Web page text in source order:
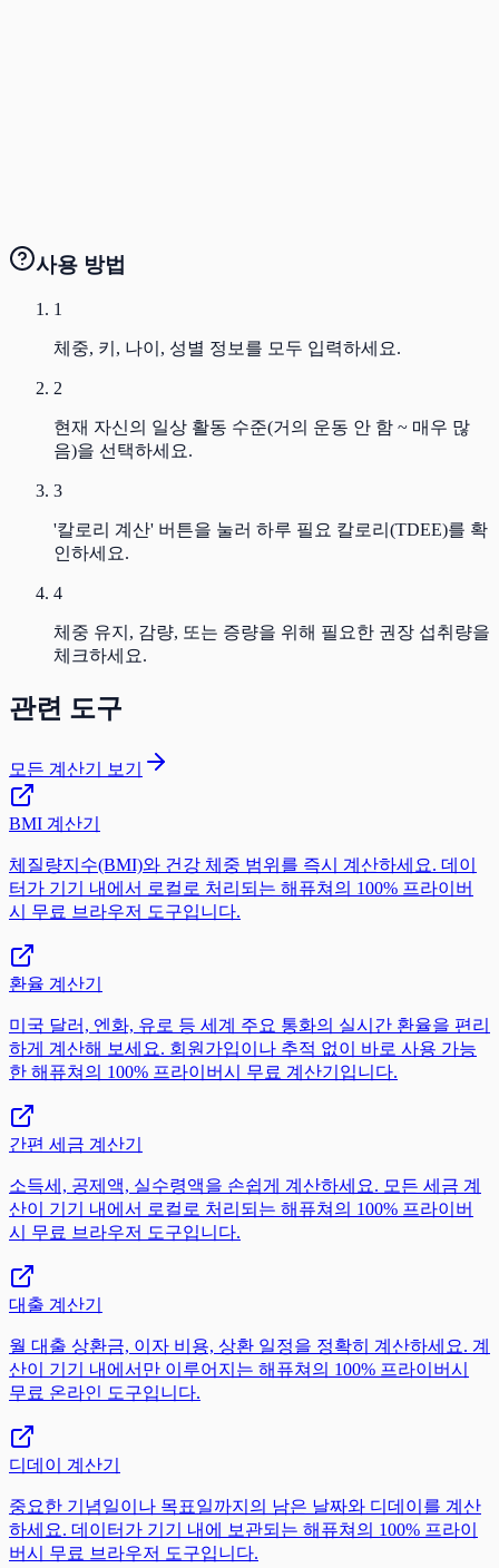
사용 방법
1
체중, 키, 나이, 성별 정보를 모두 입력하세요.
2
현재 자신의 일상 활동 수준(거의 운동 안 함 ~ 매우 많
음)을 선택하세요.
3
'칼로리 계산' 버튼을 눌러 하루 필요 칼로리(TDEE)를 확
인하세요.
4
체중 유지, 감량, 또는 증량을 위해 필요한 권장 섭취량을
체크하세요.
관련 도구
모든 계산기 보기
BMI 계산기
체질량지수(BMI)와 건강 체중 범위를 즉시 계산하세요. 데이
터가 기기 내에서 로컬로 처리되는 해퓨쳐의 100% 프라이버
시 무료 브라우저 도구입니다.
환율 계산기
미국 달러, 엔화, 유로 등 세계 주요 통화의 실시간 환율을 편리
하게 계산해 보세요. 회원가입이나 추적 없이 바로 사용 가능
한 해퓨쳐의 100% 프라이버시 무료 계산기입니다.
간편 세금 계산기
소득세, 공제액, 실수령액을 손쉽게 계산하세요. 모든 세금 계
산이 기기 내에서 로컬로 처리되는 해퓨쳐의 100% 프라이버
시 무료 브라우저 도구입니다.
대출 계산기
월 대출 상환금, 이자 비용, 상환 일정을 정확히 계산하세요. 계
산이 기기 내에서만 이루어지는 해퓨쳐의 100% 프라이버시
무료 온라인 도구입니다.
디데이 계산기
중요한 기념일이나 목표일까지의 남은 날짜와 디데이를 계산
하세요. 데이터가 기기 내에 보관되는 해퓨쳐의 100% 프라이
버시 무료 브라우저 도구입니다.